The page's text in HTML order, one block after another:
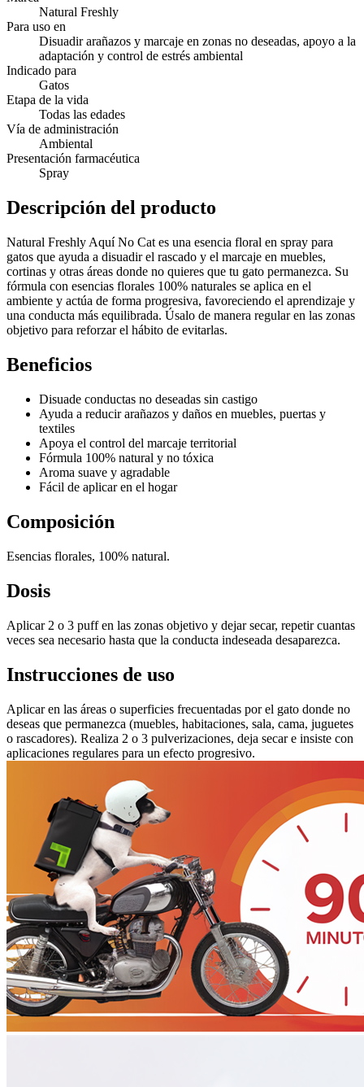
Natural Freshly
Para uso en
Disuadir arañazos y marcaje en zonas no deseadas, apoyo a la
adaptación y control de estrés ambiental
Indicado para
Gatos
Etapa de la vida
Todas las edades
Vía de administración
Ambiental
Presentación farmacéutica
Spray
Descripción del producto
Natural Freshly Aquí No Cat es una esencia floral en spray para
gatos que ayuda a disuadir el rascado y el marcaje en muebles,
cortinas y otras áreas donde no quieres que tu gato permanezca. Su
fórmula con esencias florales 100% naturales se aplica en el
ambiente y actúa de forma progresiva, favoreciendo el aprendizaje y
una conducta más equilibrada. Úsalo de manera regular en las zonas
objetivo para reforzar el hábito de evitarlas.
Beneficios
Disuade conductas no deseadas sin castigo
Ayuda a reducir arañazos y daños en muebles, puertas y
textiles
Apoya el control del marcaje territorial
Fórmula 100% natural y no tóxica
Aroma suave y agradable
Fácil de aplicar en el hogar
Composición
Esencias florales, 100% natural.
Dosis
Aplicar 2 o 3 puff en las zonas objetivo y dejar secar, repetir cuantas
veces sea necesario hasta que la conducta indeseada desaparezca.
Instrucciones de uso
Aplicar en las áreas o superficies frecuentadas por el gato donde no
deseas que permanezca (muebles, habitaciones, sala, cama, juguetes
o rascadores). Realiza 2 o 3 pulverizaciones, deja secar e insiste con
aplicaciones regulares para un efecto progresivo.